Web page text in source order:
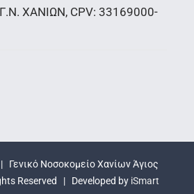
ΧΑΝΙΩΝ, CPV: 33169000-
Νοσοκομείο Χανίων Άγιος
Reserved | Developed by iSmart